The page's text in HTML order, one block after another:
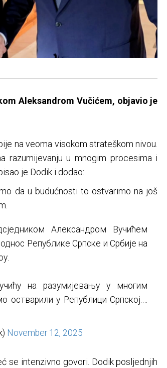
Aleksandrom Vučićem, objavio je
na veoma visokom strateškom nivou.
razumijevanju u mnogim procesima i
je Dodik i dodao:
da u budućnosti to ostvarimo na još
Александром Вучићем
Републике Српске и Србије на
на разумијевању у многим
остварили у Републици Српској.…
November 12, 2025
se intenzivno govori. Dodik posljednjih